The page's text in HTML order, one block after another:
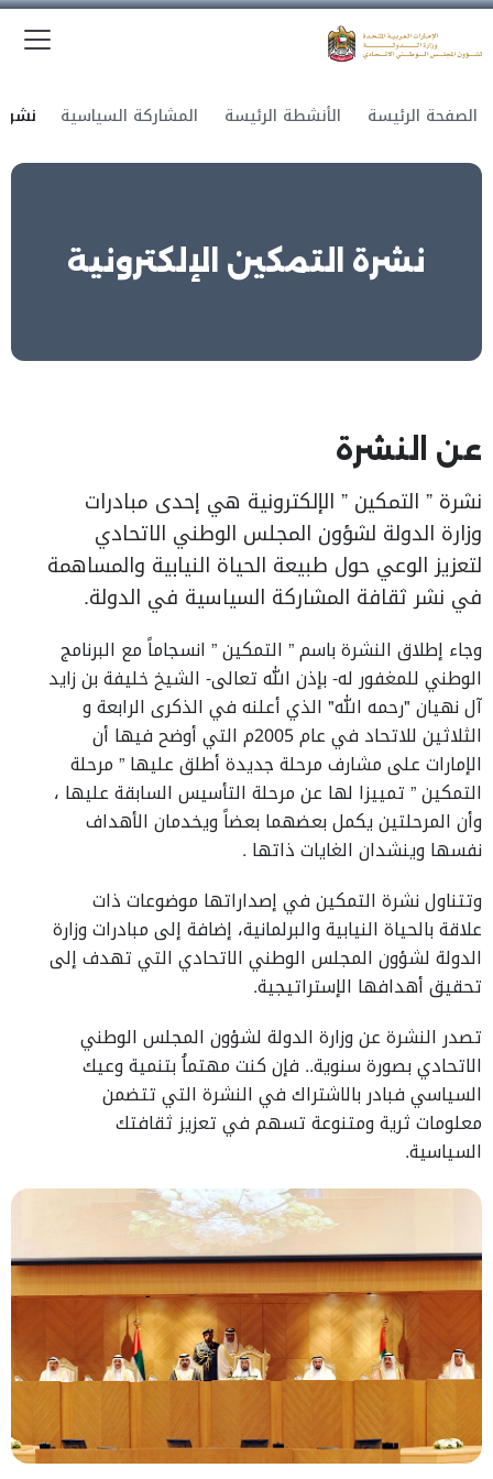
الصفحة الرئيسة الأنشطة الرئيسة المشاركة السياسية
نشرة التمكين الإلكترونية
عن النشرة
نشرة ” التمكين ” الإلكترونية هي إحدى مبادرات
وزارة الدولة لشؤون المجلس الوطني الاتحادي
لتعزيز الوعي حول طبيعة الحياة النيابية والمساهمة
في نشر ثقافة المشاركة السياسية في الدولة.
وجاء إطلاق النشرة باسم ” التمكين ” انسجاماً مع البرنامج
الوطني للمغفور له- بإذن الله تعالى- الشيخ خليفة بن زايد
آل نهيان "رحمه الله" الذي أعلنه في الذكرى الرابعة و
الثلاثين للاتحاد في عام 2005م التي أوضح فيها أن
الإمارات على مشارف مرحلة جديدة أطلق عليها ” مرحلة
التمكين ” تمييزا لها عن مرحلة التأسيس السابقة عليها ،
وأن المرحلتين يكمل بعضهما بعضاً ويخدمان الأهداف
نفسها وينشدان الغايات ذاتها .
وتتناول نشرة التمكين في إصداراتها موضوعات ذات
علاقة بالحياة النيابية والبرلمانية، إضافة إلى مبادرات وزارة
الدولة لشؤون المجلس الوطني الاتحادي التي تهدف إلى
تحقيق أهدافها الإستراتيجية.
تصدر النشرة عن وزارة الدولة لشؤون المجلس الوطني
الاتحادي بصورة سنوية.. فإن كنت مهتماُ بتنمية وعيك
السياسي فبادر بالاشتراك في النشرة التي تتضمن
معلومات ثرية ومتنوعة تسهم في تعزيز ثقافتك
السياسية.